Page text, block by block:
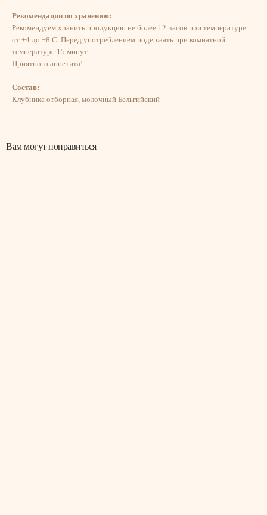
Рекомендации по хранению:
Рекомендуем хранить продукцию не более 12 часов при температуре
от +4 до +8 С. Перед употреблением подержать при комнатной
температуре 15 минут.
​Приятного аппетита!
Состав:
Клубника отборная, молочный Бельгийский
Вам могут понравиться